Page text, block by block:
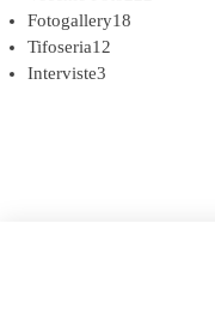
Fotogallery18
Tifoseria12
Interviste3